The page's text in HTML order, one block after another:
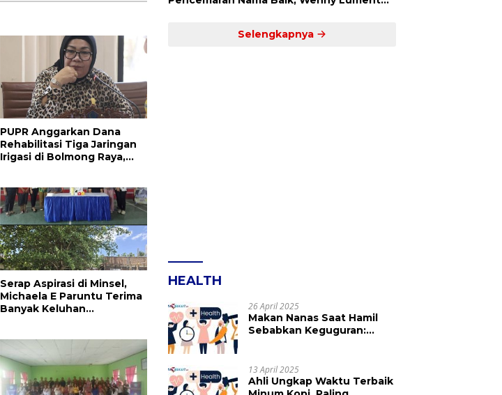
PUPR Anggarkan Dana
Rehabilitasi Tiga Jaringan
Irigasi di Bolmong Raya,
Serap Aspirasi di Minsel,
Michaela E Paruntu Terima
Banyak Keluhan
Selengkapnya
HEALTH
26 April 2025
Makan Nanas Saat Hamil
Sebabkan Keguguran:
13 April 2025
Ahli Ungkap Waktu Terbaik